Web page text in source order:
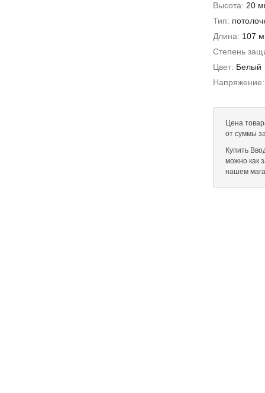
Высота: 20
Тип:
Длина: 107
Степень
Цвет: Белый
Цена
от суммы
Купить
можно как
нашем